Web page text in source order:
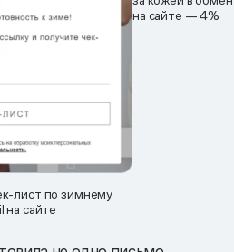
лист по зимнему
на сайте
на сайте — 4%